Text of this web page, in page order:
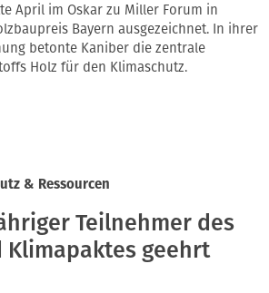
April im Oskar zu Miller Forum in
Bayern ausgezeichnet. In ihrer
betonte Kaniber die zentrale
Holz für den Klimaschutz.
& Ressourcen
Teilnehmer des
Klimapaktes geehrt